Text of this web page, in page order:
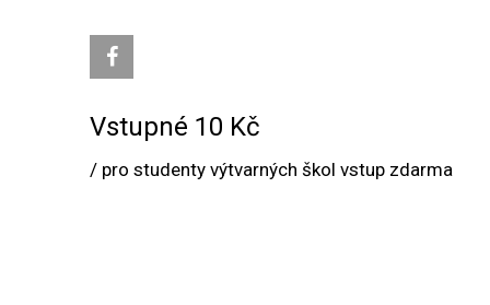
Vstupné 10 Kč
/ pro studenty výtvarných škol vstup zdarma